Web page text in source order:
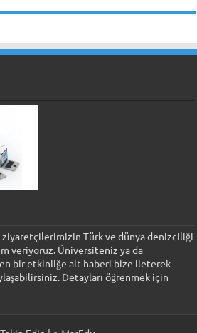
Türk ve dünya denizciliği
veriyoruz. Üniversiteniz ya da
bir etkinliğe ait haberi bize ileterek
Detayları öğrenmek için